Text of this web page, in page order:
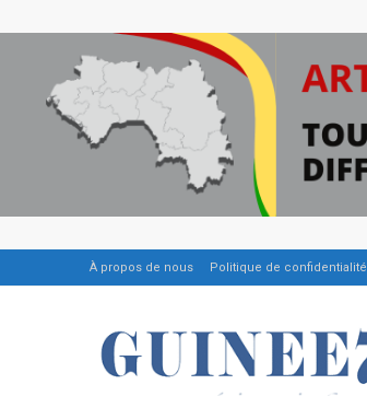
À propos de nous Politique de confidentialité